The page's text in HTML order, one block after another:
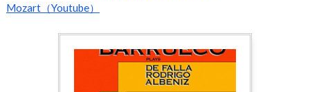
Mozart（Youtube）